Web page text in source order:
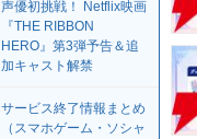
声優初挑戦！ Netflix映画
『THE RIBBON
HERO』第3弾予告＆追
加キャスト解禁
サービス終了情報まとめ
（スマホゲーム・ソシャ